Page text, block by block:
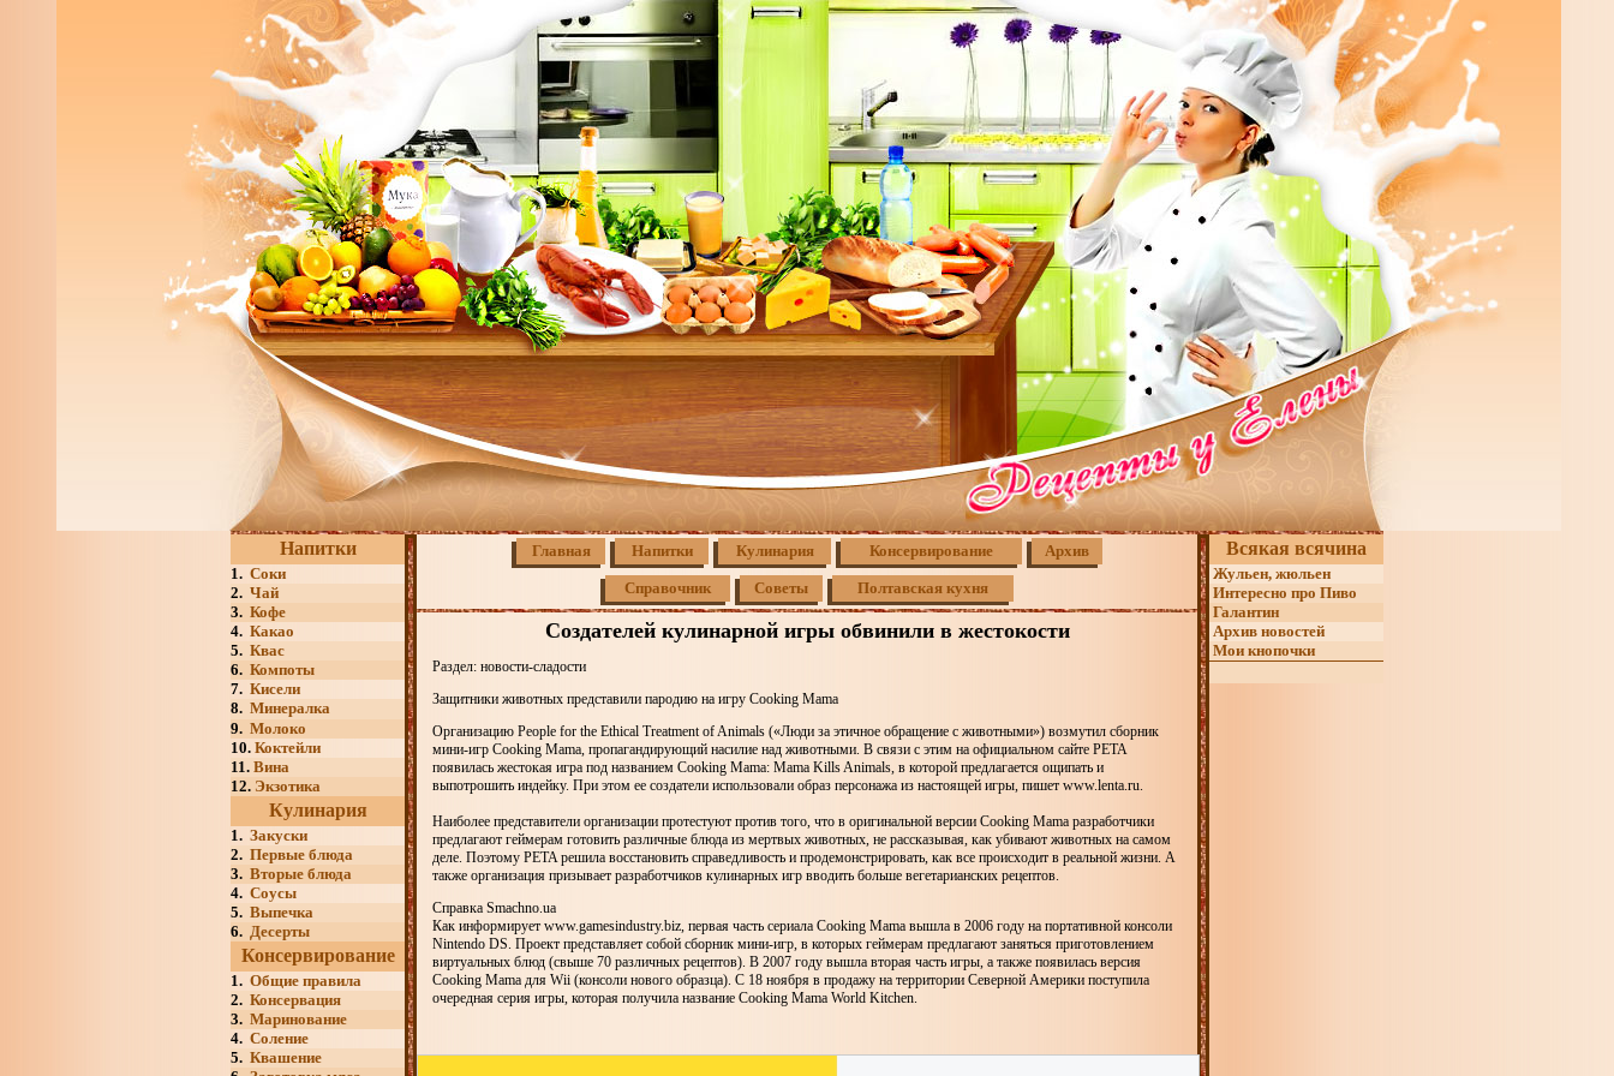
Напитки
1. Соки
2. Чай
3. Кофе
4. Какао
5. Квас
6. Компоты
7. Кисели
8. Минералка
9. Молоко
10. Коктейли
11. Вина
12. Экзотика
Кулинария
1. Закуски
2. Первые блюда
3. Вторые блюда
4. Соусы
5. Выпечка
6. Десерты
Консервирование
1. Общие правила
2. Консервация
3. Маринование
4. Соление
5. Квашение
Главная Напитки Кулинария Консервирование Архив
Справочник Советы Полтавская кухня
Создателей кулинарной игры обвинили в жестокости
Раздел: новости-сладости
Защитники животных представили пародию на игру Cooking Mama
Организацию People for the Ethical Treatment of Animals («Люди за этичное обращение с животными») возмутил сборник
мини-игр Cooking Mama, пропагандирующий насилие над животными. В связи с этим на официальном сайте PETA
появилась жестокая игра под названием Cooking Mama: Mama Kills Animals, в которой предлагается ощипать и
выпотрошить индейку. При этом ее создатели использовали образ персонажа из настоящей игры, пишет www.lenta.ru.
Наиболее представители организации протестуют против того, что в оригинальной версии Cooking Mama разработчики
предлагают геймерам готовить различные блюда из мертвых животных, не рассказывая, как убивают животных на самом
деле. Поэтому PETA решила восстановить справедливость и продемонстрировать, как все происходит в реальной жизни. А
также организация призывает разработчиков кулинарных игр вводить больше вегетарианских рецептов.
Справка Smachno.ua
Как информирует www.gamesindustry.biz, первая часть сериала Cooking Mama вышла в 2006 году на портативной консоли
Nintendo DS. Проект представляет собой сборник мини-игр, в которых геймерам предлагают заняться приготовлением
виртуальных блюд (свыше 70 различных рецептов). В 2007 году вышла вторая часть игры, а также появилась версия
Cooking Mama для Wii (консоли нового образца). С 18 ноября в продажу на территории Северной Америки поступила
очередная серия игры, которая получила название Cooking Mama World Kitchen.
Всякая всячина
Жульен, жюльен
Интересно про Пиво
Галантин
Архив новостей
Мои кнопочки